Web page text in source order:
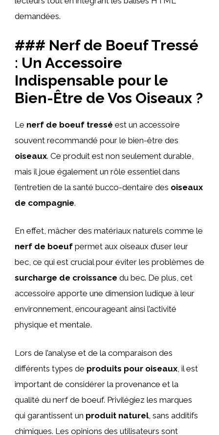
demandées.
### Nerf de Boeuf Tressé
: Un Accessoire
Indispensable pour le
Bien-Être de Vos Oiseaux ?
Le nerf de boeuf tressé est un accessoire
souvent recommandé pour le bien-être des
oiseaux. Ce produit est non seulement durable,
mais il joue également un rôle essentiel dans
l’entretien de la santé bucco-dentaire des oiseaux
de compagnie.
En effet, mâcher des matériaux naturels comme le
nerf de boeuf permet aux oiseaux d’user leur
bec, ce qui est crucial pour éviter les problèmes de
surcharge de croissance du bec. De plus, cet
accessoire apporte une dimension ludique à leur
environnement, encourageant ainsi l’activité
physique et mentale.
Lors de l’analyse et de la comparaison des
différents types de produits pour oiseaux , il est
important de considérer la provenance et la
qualité du nerf de boeuf. Privilégiez les marques
qui garantissent un produit naturel, sans additifs
chimiques. Les opinions des utilisateurs sont